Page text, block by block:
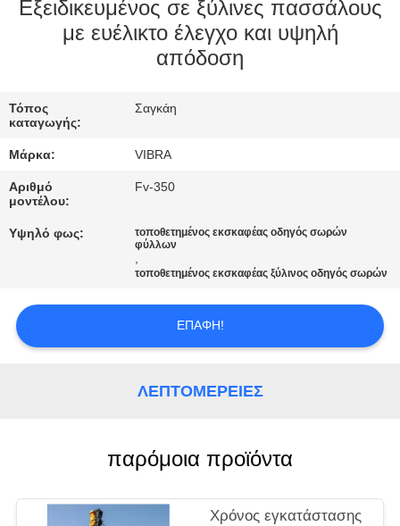
ΕΡΓΟΣΤΑΣΊΩΝ
ΜΑΣ
ΕΛΆΤΕ
ΣΕ
ΕΠΑΦΉ
ΕΙΔΉΣΕΙΣ
ΠΕΡΙΠΤΏΣΕΙΣ
ΑΠΌΣΠΑΣΜΑ
Εξειδικευμένος σε ξύλινες πασσάλους
με ευέλικτο έλεγχο και υψηλή
απόδοση
Τόπος
καταγωγής:
Σαγκάη
Μάρκα: VIBRA
Αριθμό
μοντέλου:
Fv-350
Υψηλό φως:
τοποθετημένος εκσκαφέας οδηγός σωρών
φύλλων
,
τοποθετημένος εκσκαφέας ξύλινος οδηγός σωρών
ΕΠΑΦΉ!
ΛΕΠΤΟΜΈΡΕΙΕΣ
παρόμοια προϊόντα
Χρόνος εγκατάστασης